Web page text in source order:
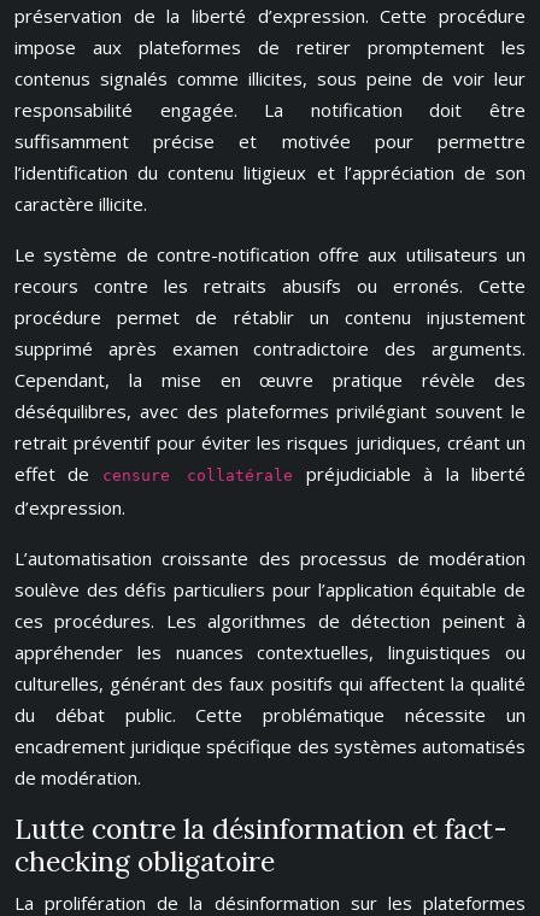
préservation de la liberté d’expression. Cette procédure
impose aux plateformes de retirer promptement les
contenus signalés comme illicites, sous peine de voir leur
responsabilité engagée. La notification doit être
suffisamment précise et motivée pour permettre
l’identification du contenu litigieux et l’appréciation de son
caractère illicite.
Le système de contre-notification offre aux utilisateurs un
recours contre les retraits abusifs ou erronés. Cette
procédure permet de rétablir un contenu injustement
supprimé après examen contradictoire des arguments.
Cependant, la mise en œuvre pratique révèle des
déséquilibres, avec des plateformes privilégiant souvent le
retrait préventif pour éviter les risques juridiques, créant un
effet de
censure collatérale
préjudiciable à la liberté
d’expression.
L’automatisation croissante des processus de modération
soulève des défis particuliers pour l’application équitable de
ces procédures. Les algorithmes de détection peinent à
appréhender les nuances contextuelles, linguistiques ou
culturelles, générant des faux positifs qui affectent la qualité
du débat public. Cette problématique nécessite un
encadrement juridique spécifique des systèmes automatisés
de modération.
Lutte contre la désinformation et fact-
checking obligatoire
La prolifération de la désinformation sur les plateformes